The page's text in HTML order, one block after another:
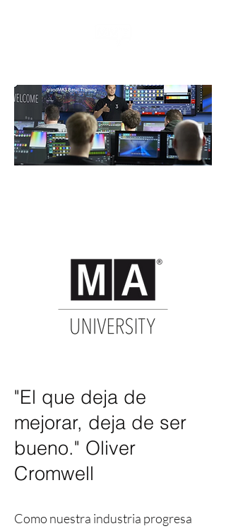
"El que deja de
mejorar, deja de ser
bueno." Oliver
Cromwell
Como nuestra industria progresa